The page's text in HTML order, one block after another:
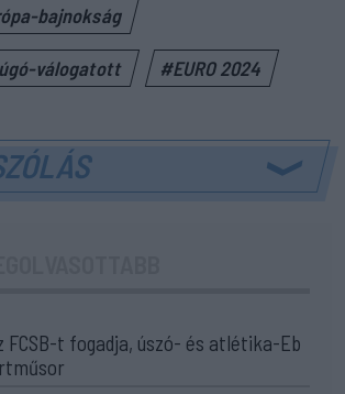
bajnokság
válogatott #EURO 2024
FCSB-t fogadja, úszó- és atlétika-Eb